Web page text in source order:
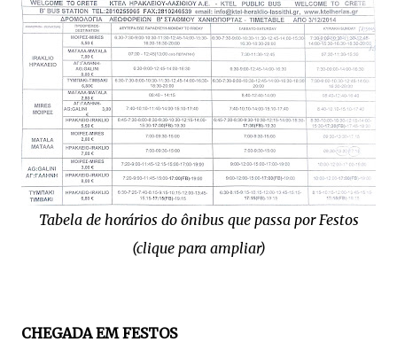
Tabela de horários do ônibus que passa por Festos
(clique para ampliar)
CHEGADA EM FESTOS